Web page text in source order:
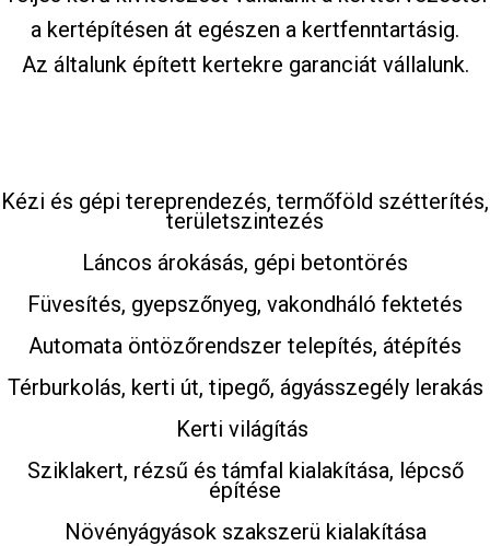
a kertépítésen át egészen a kertfenntartásig.
Az általunk épített kertekre garanciát vállalunk.
Kézi és gépi tereprendezés, termőföld szétterítés,
területszintezés
Láncos árokásás, gépi betontörés
Füvesítés, gyepszőnyeg, vakondháló fektetés
Automata öntözőrendszer telepítés, átépítés
Térburkolás, kerti út, tipegő, ágyásszegély lerakás
Kerti világítás
Sziklakert, rézsű és támfal kialakítása, lépcső
építése
Növényágyások szakszerü kialakítása